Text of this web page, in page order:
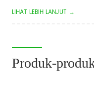
produksi, dan
LIHAT LEBIH LANJUT →
Produk-